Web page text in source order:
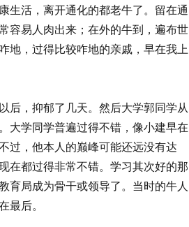
生活，离开通化的都老牛了。留在通
容易人肉出来；在外的牛到，遍布世
地，过得比较咋地的亲戚，早在我上
后，抑郁了几天。然后大学郭同学从
大学同学普遍过得不错，像小建早在
过，他本人的巅峰可能还远没有达
在都过得非常不错。学习其次好的那
育局成为骨干或领导了。当时的牛人
最后。